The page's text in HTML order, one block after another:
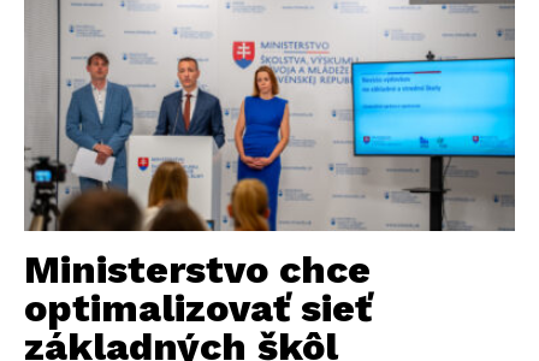
Ministerstvo chce
optimalizovať sieť
základných škôl